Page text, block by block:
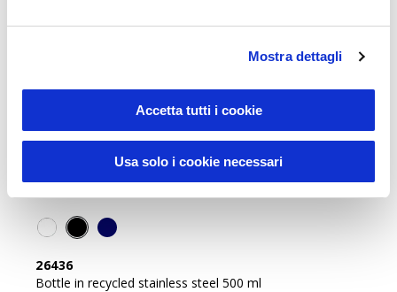
Mostra dettagli
Accetta tutti i cookie
Usa solo i cookie necessari
News
26436
Bottle in recycled stainless steel 500 ml